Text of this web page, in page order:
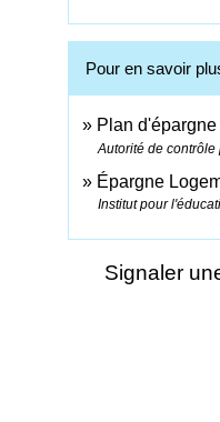
Pour en savoir
Plan
Autorité de
Épargne
Institut pour
Signaler